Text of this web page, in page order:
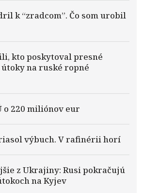
k “zradcom”. Čo som urobil
kto poskytoval presné
na ruské ropné
o 220 miliónov eur
výbuch. V rafinérii horí
z Ukrajiny: Rusi pokračujú
na Kyjev